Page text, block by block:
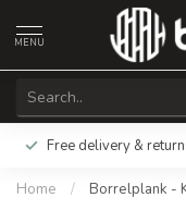
MENU
Free delivery &
Home / Borrelplank -